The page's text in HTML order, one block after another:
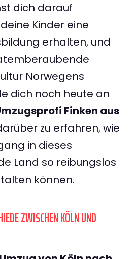
dich darauf
Kinder eine
erhalten, und
Norwegens
dich noch heute an
Finken aus
zu erfahren, wie
in dieses
Land so reibungslos
können.
ZWISCHEN KÖLN UND